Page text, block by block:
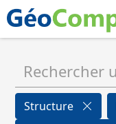
Structure